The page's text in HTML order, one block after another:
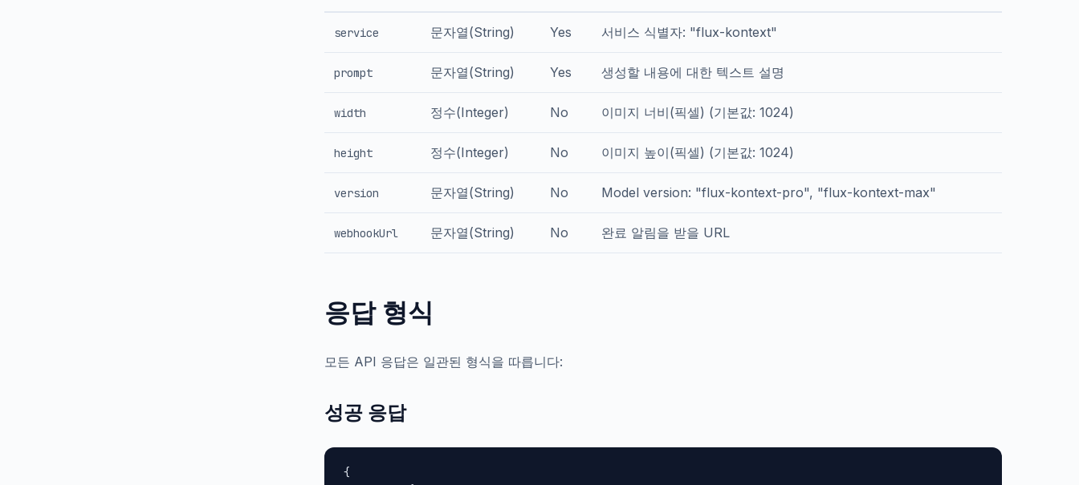
service 문자열(String) Yes 서비스 식별자: "flux-kontext"
prompt 문자열(String) Yes 생성할 내용에 대한 텍스트 설명
width 정수(Integer) No 이미지 너비(픽셀) (기본값: 1024)
height 정수(Integer) No 이미지 높이(픽셀) (기본값: 1024)
version 문자열(String) No Model version: "flux-kontext-pro", "flux-kontext-max"
webhookUrl 문자열(String) No 완료 알림을 받을 URL
응답 형식
모든 API 응답은 일관된 형식을 따릅니다:
성공 응답
{